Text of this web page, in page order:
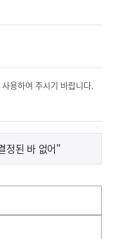
용하여 주시기 바랍니다.
정된 바 없어"